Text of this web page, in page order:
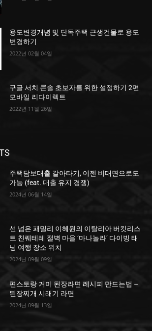
용도변경개념 및 단독주택 근생건물로 용도
변경하기
2022년 02월 04일
구글 서치 콘솔 초보자를 위한 설정하기 2편
모바일 리다이렉트
2022년 11월 26일
주택담보대출 갈아타기, 이젠 비대면으로도
가능 (feat. 대출 유지 경쟁)
2024년 06월 14일
선 넘은 패밀리 이혜원의 이탈리아 버킷리스
트 친퀘테레 절벽 마을 ‘마나놀라’ 다이빙 태
닝 여행 장소 위치
2024년 09월 09일
편스토랑 거미 된장라면 레시피 만드는법 –
된장찌개 시래기 라면
2024년 09월 13일